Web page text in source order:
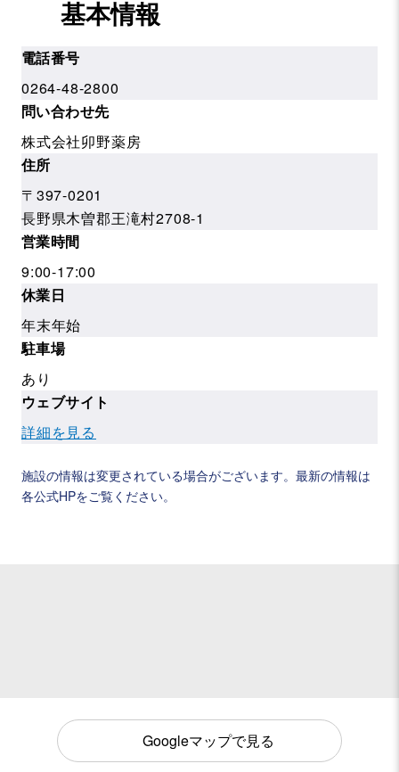
基本情報
電話番号
0264-48-2800
問い合わせ先
株式会社卯野薬房
住所
〒397-0201
長野県木曽郡王滝村2708-1
営業時間
9:00-17:00
休業日
年末年始
駐車場
あり
ウェブサイト
詳細を見る
施設の情報は変更されている場合がございます。最新の情報は
各公式HPをご覧ください。
Googleマップで見る